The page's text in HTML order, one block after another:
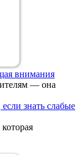
внимания
— она
знать слабые